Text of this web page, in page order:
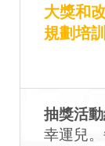
大獎和
規劃培
抽獎活
幸運兒